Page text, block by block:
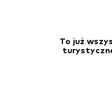
To już